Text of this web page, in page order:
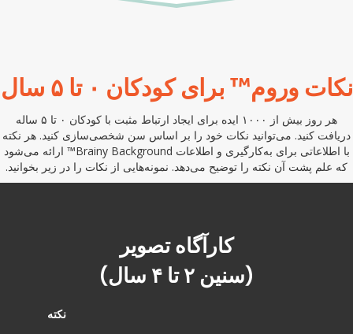
نکات وروم™ برای کودکان ۰ تا ۵ سال
هر روز بیش از ۱۰۰۰ ایده برای ایجاد ارتباط مثبت با کودکان ۰ تا ۵ ساله
دریافت کنید. می‌توانید نکات خود را بر اساس سن شخصی‌سازی کنید. هر نکته
با اطلاعاتی برای به‌کارگیری و اطلاعات Brainy Background™ ارائه می‌شود
که علم پشت آن نکته را توضیح می‌دهد. نمونه‌هایی از نکات را در زیر بخوانید.
کارآگاه تصویر
(سنین ۲ تا ۴ سال)
نکته